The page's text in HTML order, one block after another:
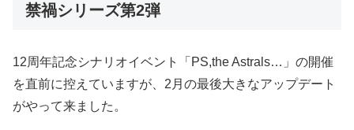
禁禍シリーズ第2弾
12周年記念シナリオイベント「PS,the Astrals…」の開催
を直前に控えていますが、2月の最後大きなアップデート
がやって来ました。